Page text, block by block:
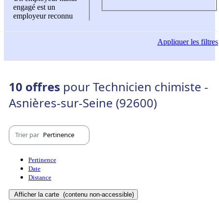
engagé est un
employeur reconnu
Appliquerles filtres
10 offres pour Technicien chimiste -
Asnières-sur-Seine (92600)
Trier par Pertinence
Pertinence
Date
Distance
Afficher la carte (contenu non-accessible)